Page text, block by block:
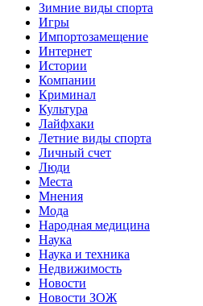
Зимние виды спорта
Игры
Импортозамещение
Интернет
Истории
Компании
Криминал
Культура
Лайфхаки
Летние виды спорта
Личный счет
Люди
Места
Мнения
Мода
Народная медицина
Наука
Наука и техника
Недвижимость
Новости
Новости ЗОЖ